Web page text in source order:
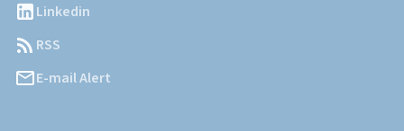
Linkedin
RSS
E-mail Alert